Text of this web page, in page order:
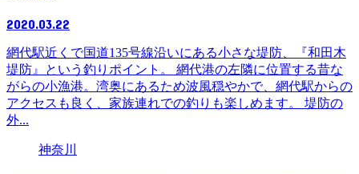
2020.03.22
網代駅近くで国道135号線沿いにある小さな堤防、『和田木
堤防』という釣りポイント。 網代港の左隣に位置する昔な
がらの小漁港。湾奥にあるため波風穏やかで、網代駅からの
アクセスも良く、家族連れでの釣りも楽しめます。 堤防の
外...
神奈川